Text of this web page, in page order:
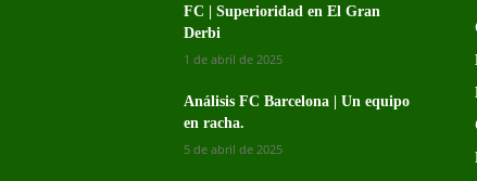
FC | Superioridad en El Gran
Derbi
1 de abril de 2025
Análisis FC Barcelona | Un equipo
en racha.
5 de abril de 2025